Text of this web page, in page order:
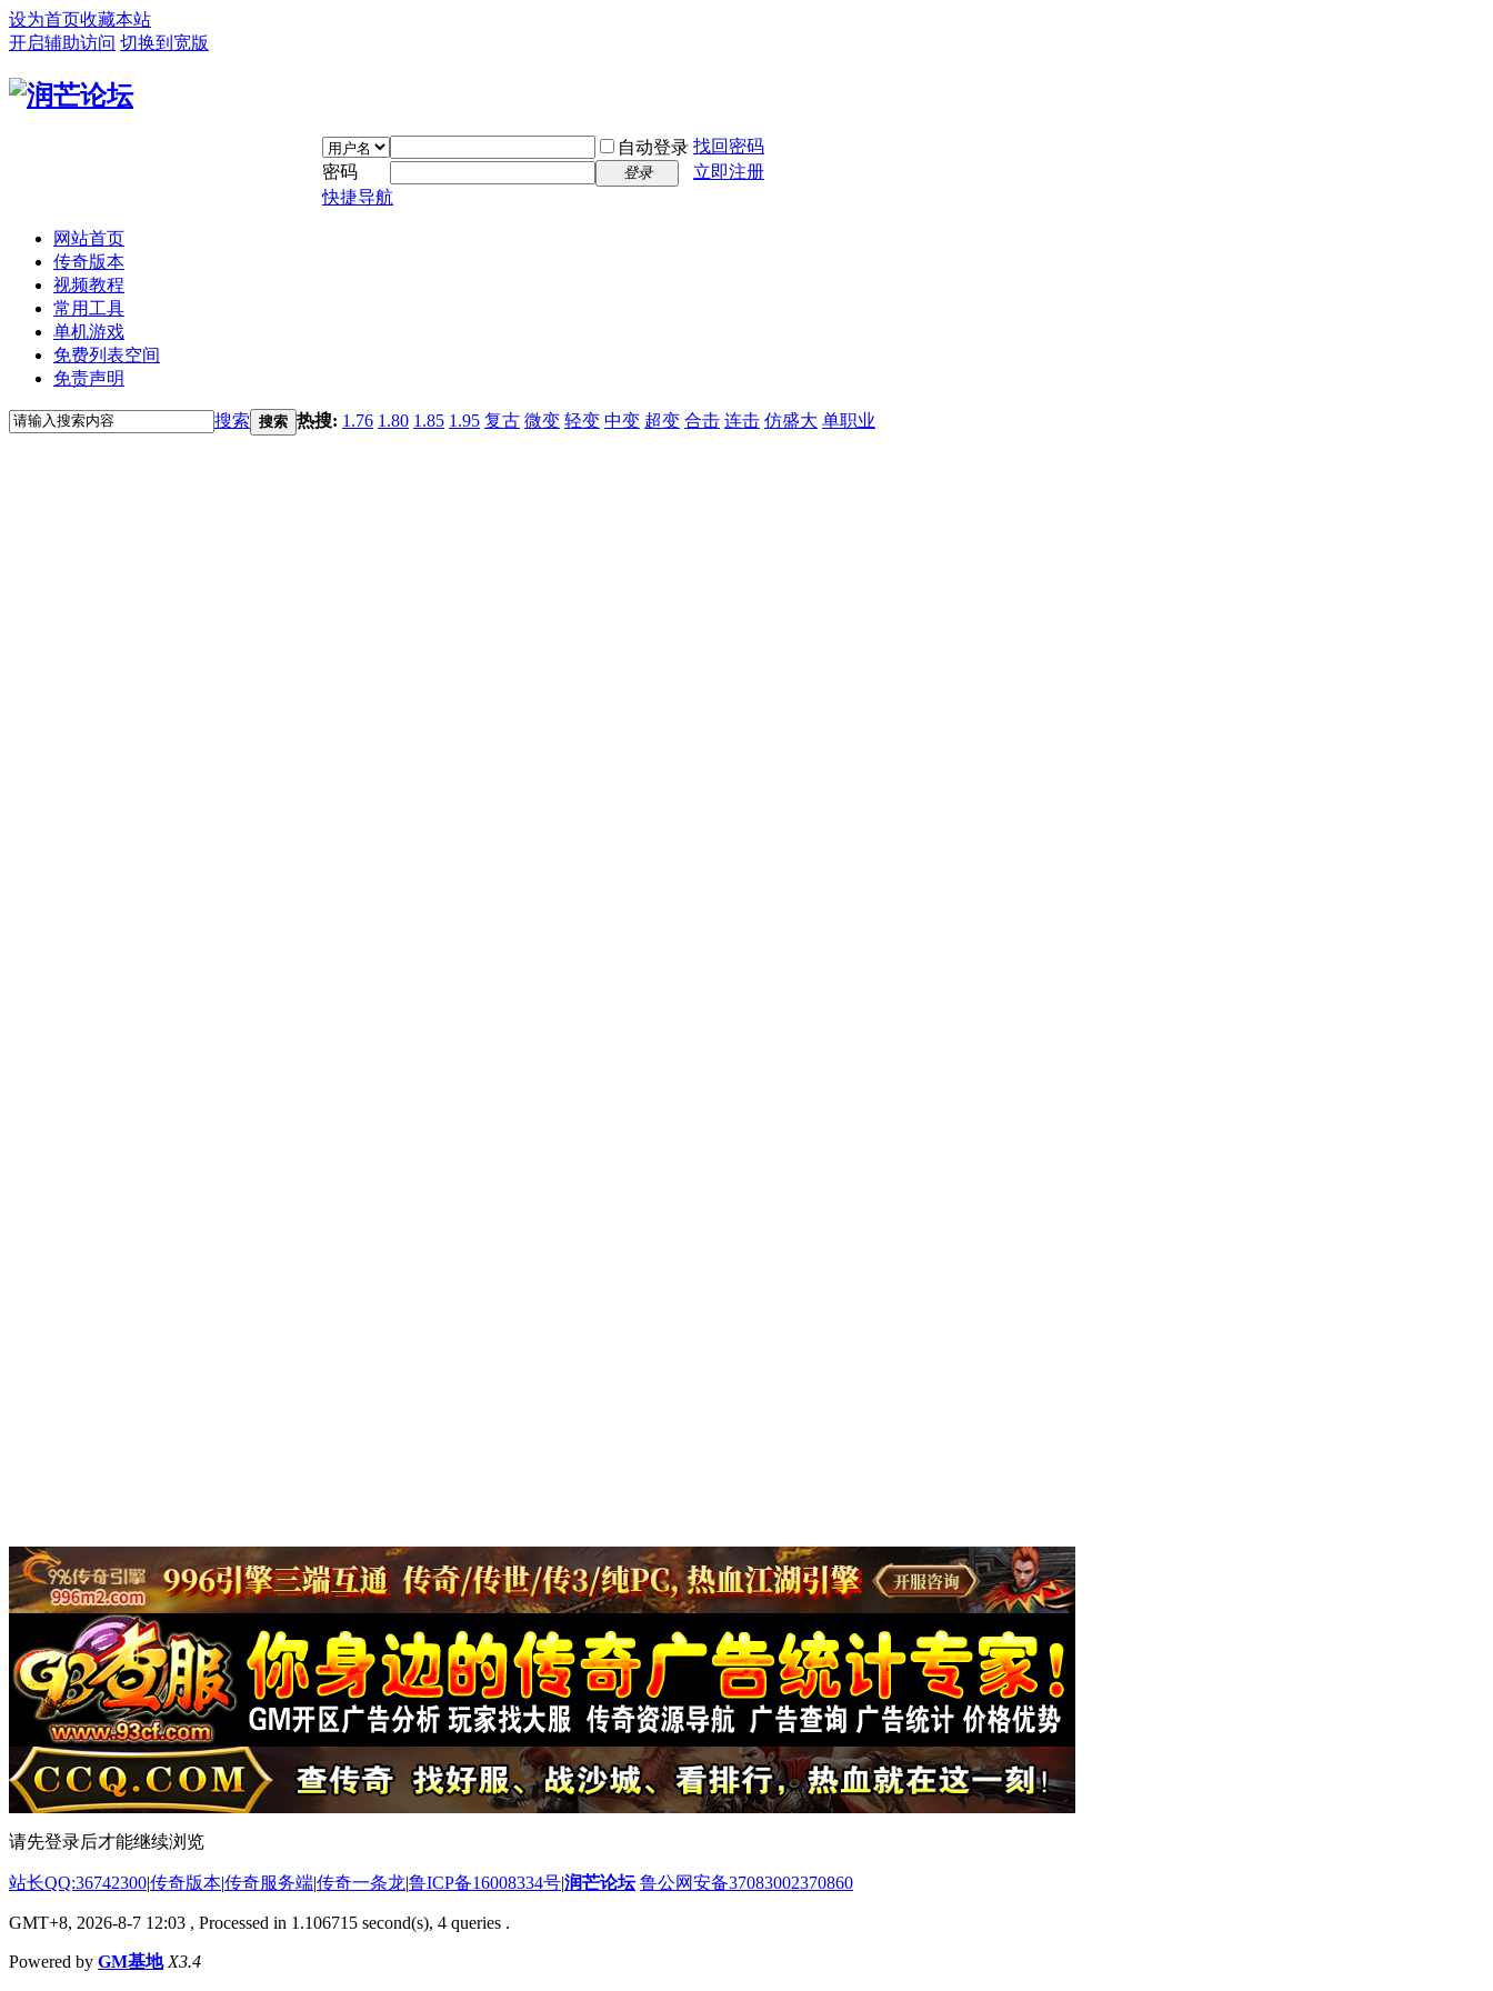
设为首页收藏本站
开启辅助访问 切换到宽版
自动登录 找回密码
密码
登录
立即注册
快捷导航
网站首页
传奇版本
视频教程
常用工具
单机游戏
免费列表空间
免责声明
搜索 搜索 热搜: 1.76 1.80 1.85 1.95 复古 微变 轻变 中变 超变 合击 连击 仿盛大 单职业
请先登录后才能继续浏览
站长QQ:36742300|传奇版本|传奇服务端|传奇一条龙|鲁ICP备16008334号|润芒论坛 鲁公网安备37083002370860
GMT+8, 2026-8-7 12:03 , Processed in 1.106715 second(s), 4 queries .
Powered by GM基地 X3.4